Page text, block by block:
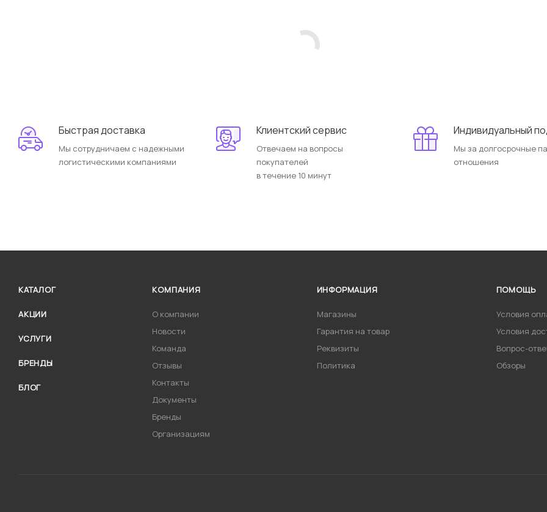
Быстрая доставка
Мы сотрудничаем с надежными
логистическими компаниями
Клиентский сервис
Отвечаем на вопросы
покупателей
в течение 10 минут
Индивидуальный
Мы за долгосрочные
отношения
КАТАЛОГ
АКЦИИ
УСЛУГИ
БРЕНДЫ
БЛОГ
КОМПАНИЯ
О компании
Новости
Команда
Отзывы
Контакты
Документы
Бренды
Организациям
ИНФОРМАЦИЯ
Магазины
Гарантия на товар
Реквизиты
Политика
ПОМОЩЬ
Условия
Условия
Вопрос-
Обзоры